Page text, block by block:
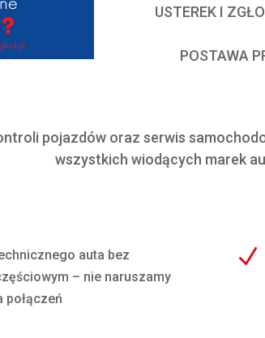
USTEREK I
POSTAWA
pojazdów oraz serwis
wszystkich wiodących marek
auta bez
– nie naruszamy
N